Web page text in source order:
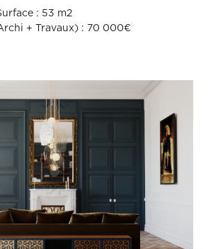
: 53 m2
+ Travaux) : 70 000€